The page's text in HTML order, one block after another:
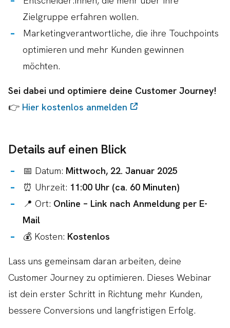
Zielgruppe erfahren wollen.
Marketingverantwortliche, die ihre Touchpoints
optimieren und mehr Kunden gewinnen
möchten.
Sei dabei und optimiere deine Customer Journey!
👉 Hier kostenlos anmelden
Details auf einen Blick
📅 Datum: Mittwoch, 22. Januar 2025
⏰ Uhrzeit: 11:00 Uhr (ca. 60 Minuten)
📍 Ort: Online – Link nach Anmeldung per E-
Mail
💰 Kosten: Kostenlos
Lass uns gemeinsam daran arbeiten, deine
Customer Journey zu optimieren. Dieses Webinar
ist dein erster Schritt in Richtung mehr Kunden,
bessere Conversions und langfristigen Erfolg.